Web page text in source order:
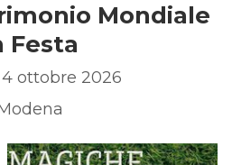
Mondiale
Festa
ottobre 2026